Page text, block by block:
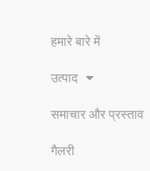
हमारे बारे में
उत्पाद
समाचार और प्रस्ताव
गैलरी